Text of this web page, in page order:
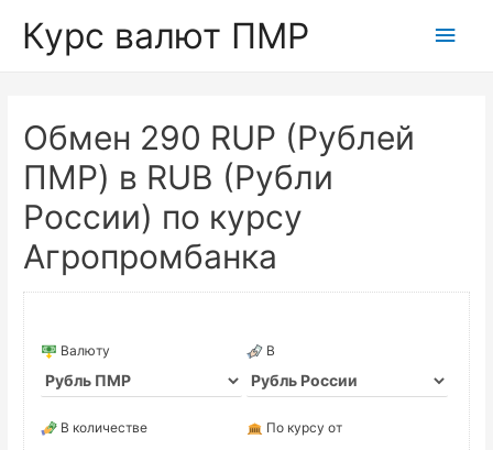
Курс валют ПМР
Обмен 290 RUP (Рублей
ПМР) в RUB (Рубли
России) по курсу
Агропромбанка
Валюту В
В количестве По курсу от